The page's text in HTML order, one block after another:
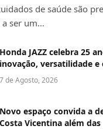
de saúde são
a ser um…
Honda JAZZ celebra 25
inovação, versatilidade e
7 de Agosto, 2026
Novo espaço convida a
Costa Vicentina além